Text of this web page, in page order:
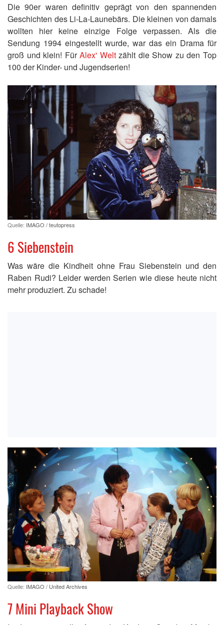
Die 90er waren definitiv geprägt von den spannenden
Geschichten des Li-La-Launebärs. Die kleinen von damals
wollten hier keine einzige Folge verpassen. Als die
Sendung 1994 eingestellt wurde, war das ein Drama für
groß und klein! FürAlex' Weltzählt die Show zu den Top
100 der Kinder- und Jugendserien!
Quelle: IMAGO / teutopress
6 Siebenstein
Was wäre die Kindheit ohne Frau Siebenstein und den
Raben Rudi? Leider werden Serien wie diese heute nicht
mehr produziert. Zu schade!
Quelle: IMAGO / United Archives
7 Mini Playback Show